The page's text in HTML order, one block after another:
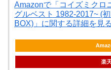
Amazonで「コイズミクロ
グルベスト 1982-2017~ (
BOX)」に関する詳細を見る
楽